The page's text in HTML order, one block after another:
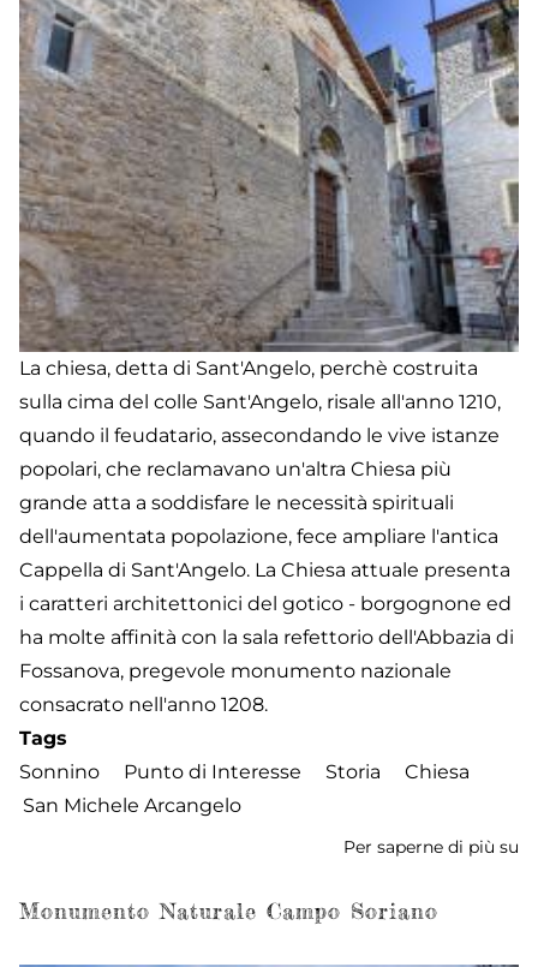
La chiesa, detta di Sant'Angelo, perchè costruita
sulla cima del colle Sant'Angelo, risale all'anno 1210,
quando il feudatario, assecondando le vive istanze
popolari, che reclamavano un'altra Chiesa più
grande atta a soddisfare le necessità spirituali
dell'aumentata popolazione, fece ampliare l'antica
Cappella di Sant'Angelo. La Chiesa attuale presenta
i caratteri architettonici del gotico - borgognone ed
ha molte affinità con la sala refettorio dell'Abbazia di
Fossanova, pregevole monumento nazionale
consacrato nell'anno 1208.
Tags
Sonnino
Punto di Interesse Storia
Chiesa
San Michele Arcangelo
Per saperne di più su
Monumento Naturale Campo Soriano